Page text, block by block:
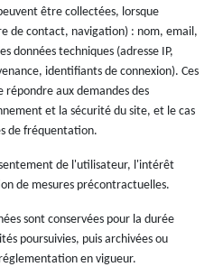
être collectées, lorsque
de contact, navigation) : nom, email,
données techniques (adresse IP,
identifiants de connexion). Ces
répondre aux demandes des
et la sécurité du site, et le cas
de fréquentation.
de l'utilisateur, l'intérêt
de mesures précontractuelles.
sont conservées pour la durée
poursuivies, puis archivées ou
en vigueur.